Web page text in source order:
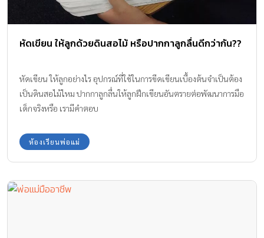
หัดเขียน ให้ลูกด้วยดินสอไม้ หรือปากกาลูกลื่นดีกว่ากัน??
หัดเขียน ให้ลูกอย่างไร อุปกรณ์ที่ใช้ในการขีดเขียนเบื้องต้นจำเป็นต้อง
เป็นดินสอไม้ไหม ปากกาลูกลื่นให้ลูกฝึกเขียนอันตรายต่อพัฒนาการมือ
เด็กจริงหรือ เรามีคำตอบ
ห้องเรียนพ่อแม่